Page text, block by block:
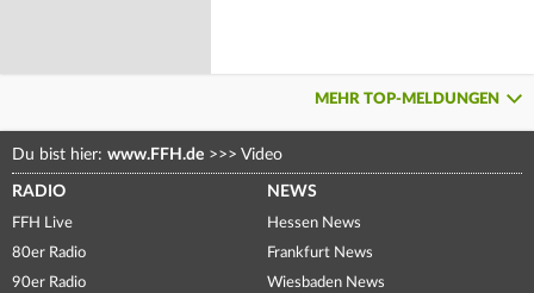
MEHR TOP-MELDUNGEN
Du bist hier: www.FFH.de >>> Video
RADIO
FFH Live
80er Radio
90er Radio
NEWS
Hessen News
Frankfurt News
Wiesbaden News